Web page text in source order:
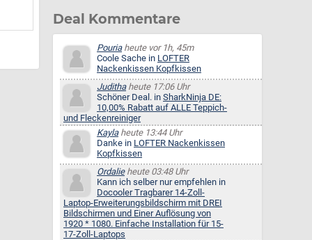
Deal Kommentare
Pouriaheute vor 1h, 45m
Coole Sache in LOFTER
Nackenkissen Kopfkissen
Judithaheute 17:06 Uhr
Schöner Deal. in SharkNinja DE:
10,00% Rabatt auf ALLE Teppich-
und Fleckenreiniger
Kaylaheute 13:44 Uhr
Danke in LOFTER Nackenkissen
Kopfkissen
Ordalieheute 03:48 Uhr
Kann ich selber nur empfehlen in
Docooler Tragbarer 14-Zoll-
Laptop-Erweiterungsbildschirm mit DREI
Bildschirmen und Einer Auflösung von
1920 * 1080. Einfache Installation für 15-
17-Zoll-Laptops